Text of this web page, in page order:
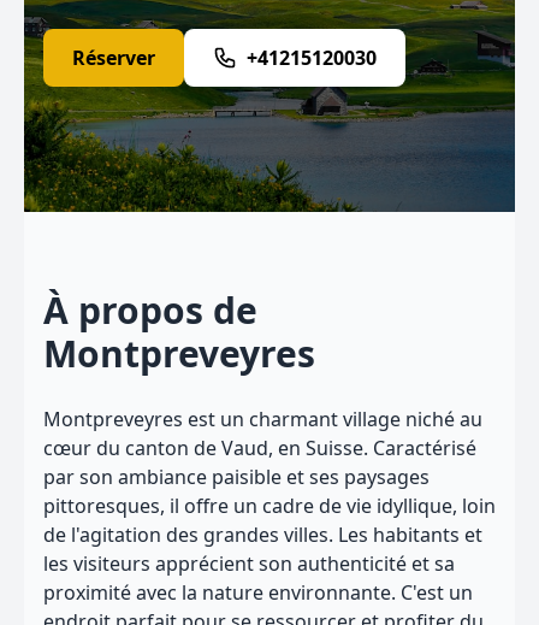
Réserver +41215120030
À propos de
Montpreveyres
Montpreveyres est un charmant village niché au
cœur du canton de Vaud, en Suisse. Caractérisé
par son ambiance paisible et ses paysages
pittoresques, il offre un cadre de vie idyllique, loin
de l'agitation des grandes villes. Les habitants et
les visiteurs apprécient son authenticité et sa
proximité avec la nature environnante. C'est un